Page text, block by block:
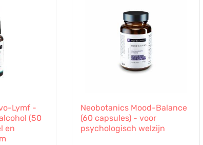
Lymf -
(50
en
Neobotanics Mood-Balance
(60 capsules) - voor
psychologisch welzijn